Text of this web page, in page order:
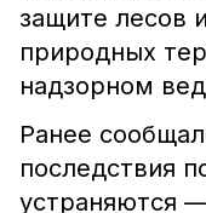
защите лесов
природных
надзорном
Ранее
последствия
устраняются